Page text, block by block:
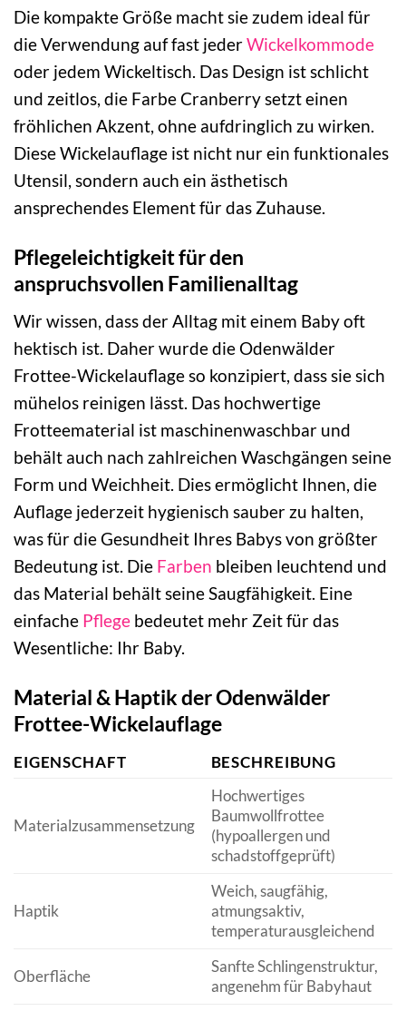
Die kompakte Größe macht sie zudem ideal für
die Verwendung auf fast jederWickelkommode
oder jedem Wickeltisch. Das Design ist schlicht
und zeitlos, die Farbe Cranberry setzt einen
fröhlichen Akzent, ohne aufdringlich zu wirken.
Diese Wickelauflage ist nicht nur ein funktionales
Utensil, sondern auch ein ästhetisch
ansprechendes Element für das Zuhause.
Pflegeleichtigkeit für den
anspruchsvollen Familienalltag
Wir wissen, dass der Alltag mit einem Baby oft
hektisch ist. Daher wurde die Odenwälder
Frottee-Wickelauflage so konzipiert, dass sie sich
mühelos reinigen lässt. Das hochwertige
Frotteematerial ist maschinenwaschbar und
behält auch nach zahlreichen Waschgängen seine
Form und Weichheit. Dies ermöglicht Ihnen, die
Auflage jederzeit hygienisch sauber zu halten,
was für die Gesundheit Ihres Babys von größter
Bedeutung ist. Die Farben bleiben leuchtend und
das Material behält seine Saugfähigkeit. Eine
einfache Pflege bedeutet mehr Zeit für das
Wesentliche: Ihr Baby.
Material & Haptik der Odenwälder
Frottee-Wickelauflage
EIGENSCHAFT BESCHREIBUNG
Materialzusammensetzung
Hochwertiges
Baumwollfrottee
(hypoallergen und
schadstoffgeprüft)
Haptik
Weich, saugfähig,
atmungsaktiv,
temperaturausgleichend
Oberfläche
Sanfte Schlingenstruktur,
angenehm für Babyhaut